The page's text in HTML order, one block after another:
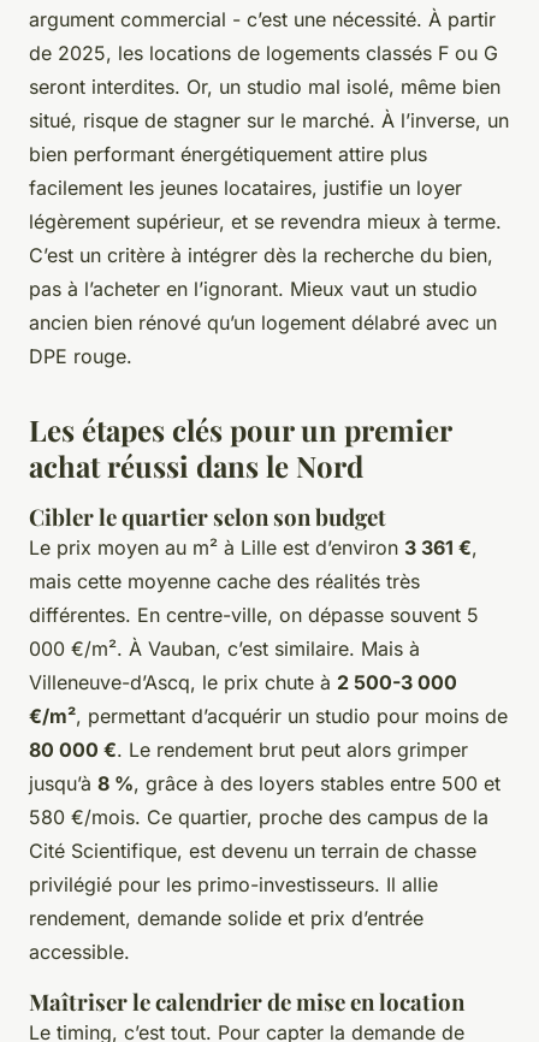
argument commercial - c’est une nécessité. À partir
de 2025, les locations de logements classés F ou G
seront interdites. Or, un studio mal isolé, même bien
situé, risque de stagner sur le marché. À l’inverse, un
bien performant énergétiquement attire plus
facilement les jeunes locataires, justifie un loyer
légèrement supérieur, et se revendra mieux à terme.
C’est un critère à intégrer dès la recherche du bien,
pas à l’acheter en l’ignorant. Mieux vaut un studio
ancien bien rénové qu’un logement délabré avec un
DPE rouge.
Les étapes clés pour un premier
achat réussi dans le Nord
Cibler le quartier selon son budget
Le prix moyen au m² à Lille est d’environ 3 361 €,
mais cette moyenne cache des réalités très
différentes. En centre-ville, on dépasse souvent 5
000 €/m². À Vauban, c’est similaire. Mais à
Villeneuve-d’Ascq, le prix chute à 2 500-3 000
€/m², permettant d’acquérir un studio pour moins de
80 000 €. Le rendement brut peut alors grimper
jusqu’à 8 %, grâce à des loyers stables entre 500 et
580 €/mois. Ce quartier, proche des campus de la
Cité Scientifique, est devenu un terrain de chasse
privilégié pour les primo-investisseurs. Il allie
rendement, demande solide et prix d’entrée
accessible.
Maîtriser le calendrier de mise en location
Le timing, c’est tout. Pour capter la demande de